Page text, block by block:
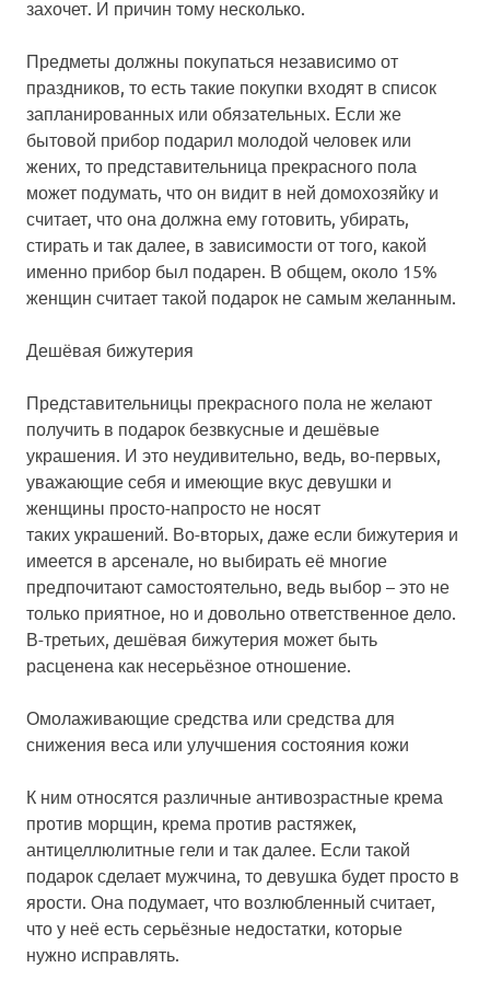
захочет. И причин тому несколько.
Предметы должны покупаться независимо от
праздников, то есть такие покупки входят в список
запланированных или обязательных. Если же
бытовой прибор подарил молодой человек или
жених, то представительница прекрасного пола
может подумать, что он видит в ней домохозяйку и
считает, что она должна ему готовить, убирать,
стирать и так далее, в зависимости от того, какой
именно прибор был подарен. В общем, около 15%
женщин считает такой подарок не самым желанным.
Дешёвая бижутерия
Представительницы прекрасного пола не желают
получить в подарок безвкусные и дешёвые
украшения. И это неудивительно, ведь, во-первых,
уважающие себя и имеющие вкус девушки и
женщины просто-напросто не носят
таких украшений. Во-вторых, даже если бижутерия и
имеется в арсенале, но выбирать её многие
предпочитают самостоятельно, ведь выбор – это не
только приятное, но и довольно ответственное дело.
В-третьих, дешёвая бижутерия может быть
расценена как несерьёзное отношение.
Омолаживающие средства или средства для
снижения веса или улучшения состояния кожи
К ним относятся различные антивозрастные крема
против морщин, крема против растяжек,
антицеллюлитные гели и так далее. Если такой
подарок сделает мужчина, то девушка будет просто в
ярости. Она подумает, что возлюбленный считает,
что у неё есть серьёзные недостатки, которые
нужно исправлять.